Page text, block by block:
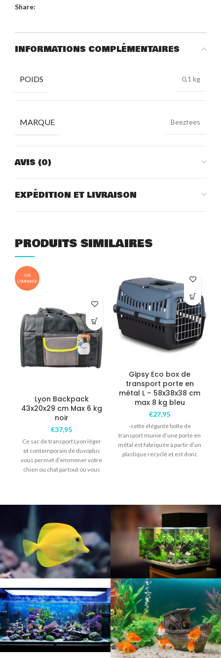
Share:
INFORMATIONS COMPLÉMENTAIRES
POIDS 0,1 kg
MARQUE Beeztees
AVIS (0)
EXPÉDITION ET LIVRAISON
PRODUITS SIMILAIRES
SUR
COMMANDE
Lyon Backpack
43x20x29 cm Max 6 kg
noir
€37,95
Ce sac de transport Lyon léger
et contemporain de duvoplus
vous permet d’emmener votre
chien ou chat partout où vous
Gipsy Eco box de
transport porte en
métal L – 58x38x38 cm
max 8 kg bleu
€27,95
-cette élégante boîte de
transport munie d’une porte en
métal est fabriquée à partir d’un
plastique recyclé et est donc